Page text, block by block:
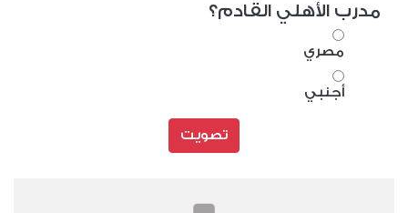
مدرب الأهلي القادم؟
مصري
أجنبي
تصويت